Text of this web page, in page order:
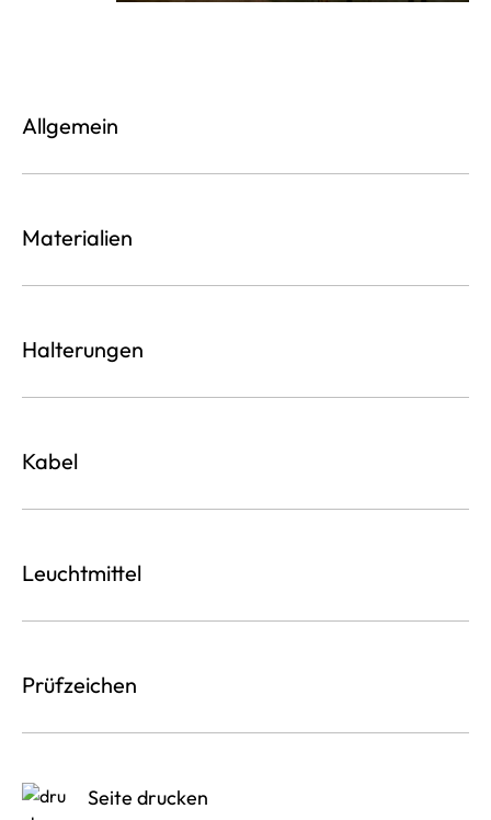
Allgemein
Materialien
Halterungen
Kabel
Leuchtmittel
Prüfzeichen
Seite drucken